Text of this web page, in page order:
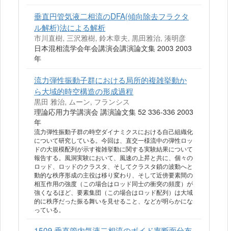
垂直円管気液二相流のDFA(傾向除去フラクタ
ル解析)法による解析
市川直樹, 三沢雅樹, 鈴木章夫, 黒田雅治, 湊明彦
日本混相流学会年会講演会講演論文集 2003 2003
年
流力弾性振動子群における局所的複雑挙動か
ら大域的時空構造の形成過程
黒田 雅治, ムーン, フランシス
理論応用力学講演会 講演論文集 52 336-336 2003
年
流力弾性振動子群の時空ダイナミクスにおける自己組織化
について研究している。今回は、直交一様流中の弾性ロッ
ドの大規模配列が示す複雑挙動に関する実験結果について
報告する。風洞実験において、風速の上昇と共に、個々の
ロッド、ロッドのクラスタ、そしてクラスタ鎖の波動へと
動的な秩序形成の主役は移り変わり、そして近傍要素間の
相互作用の強度（この場合はロッド同士の衝突の頻度）が
強くなるほど、要素集団（この場合はロッド配列）は大域
的に秩序だった振る舞いを見せること、などが明らかにな
っている。